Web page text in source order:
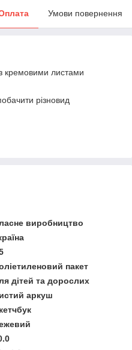
Умови повернення
кремовими листами
різновид
виробництво
пакет
дітей та дорослих
аркуш